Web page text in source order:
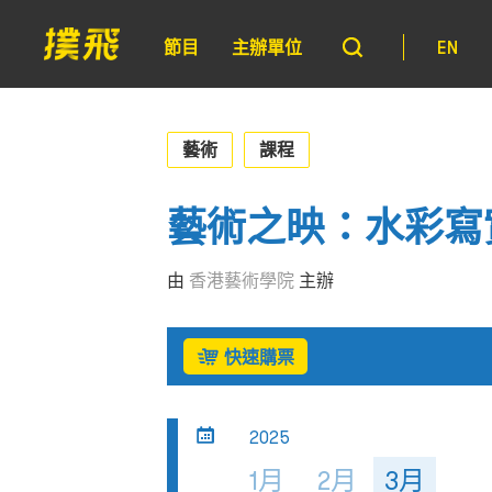
節目 主辦單位 EN
藝術 課程
藝術之映：水彩
由 香港藝術學院 主辦
快速購票
2025
1月 2月 3月